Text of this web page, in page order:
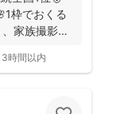
枠でおくる
家族撮影お
3時間以内